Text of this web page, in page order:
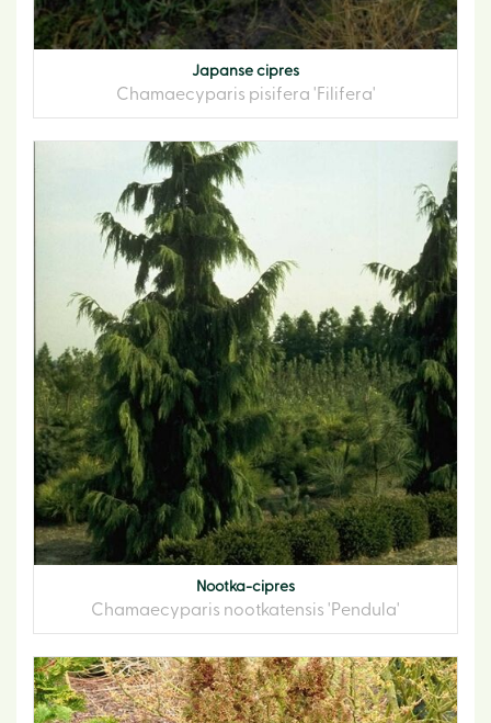
Japanse cipres
Chamaecyparis pisifera 'Filifera'
Nootka-cipres
Chamaecyparis nootkatensis 'Pendula'